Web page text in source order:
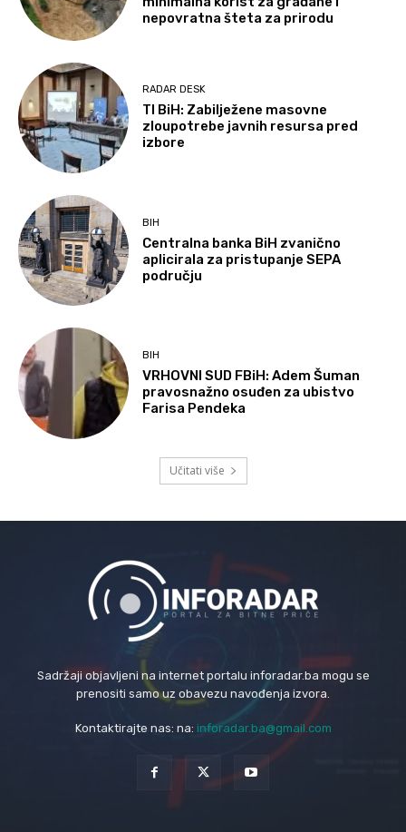
nepovratna šteta za prirodu
RADAR DESK
TI BiH: Zabilježene masovne
zloupotrebe javnih resursa pred
izbore
BIH
Centralna banka BiH zvanično
aplicirala za pristupanje SEPA
području
BIH
VRHOVNI SUD FBiH: Adem Šuman
pravosnažno osuđen za ubistvo
Farisa Pendeka
Učitati više
Sadržaji objavljeni na internet portalu inforadar.ba mogu se
prenositi samo uz obavezu navođenja izvora.
Kontaktirajte nas: na: inforadar.ba@gmail.com